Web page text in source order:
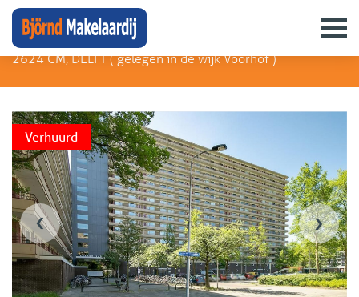
Arthur van Schendelplein 8
2624 CM, DELFT (gelegen in de wijk Voorhof)
Verhuurd
‹ ›